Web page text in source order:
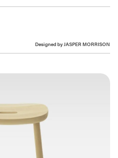
Designed byJASPER MORRISON